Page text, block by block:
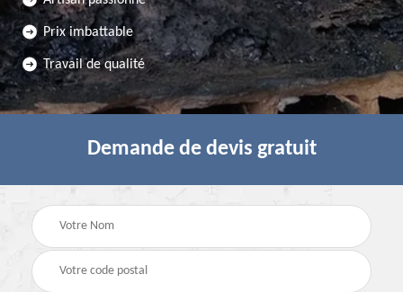
Prix imbattable
Travail de qualité
Demande de devis gratuit